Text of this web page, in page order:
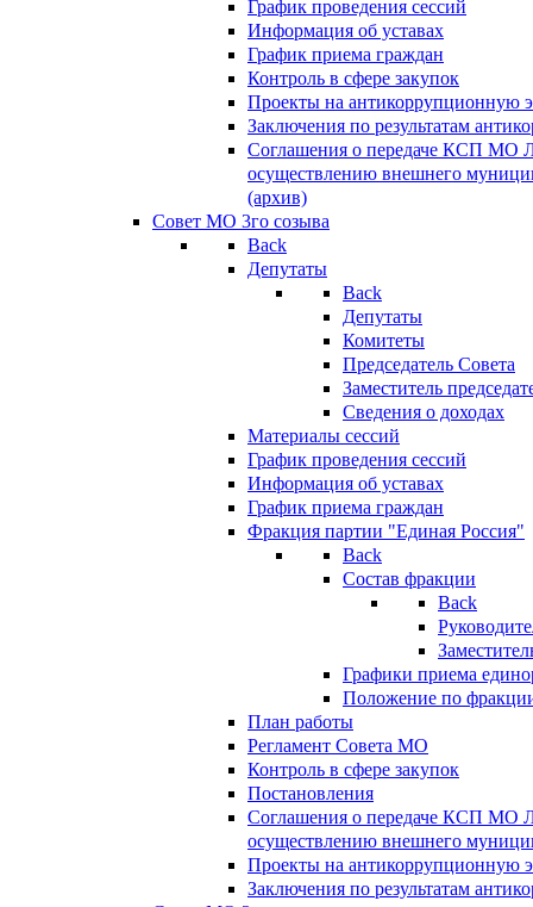
График проведения сессий
Информация об уставах
График приема граждан
Контроль в сфере закупок
Проекты на антикоррупционную
Заключения по результатам
Соглашения о передаче КСП МО
осуществлению внешнего
(архив)
Совет МО 3го созыва
Back
Депутаты
Back
Депутаты
Комитеты
Председатель Совета
Заместитель
Сведения о доходах
Материалы сессий
График проведения сессий
Информация об уставах
График приема граждан
Фракция партии "Единая Россия"
Back
Состав фракции
Back
Графики приема
Положение по
План работы
Регламент Совета МО
Контроль в сфере закупок
Постановления
Соглашения о передаче КСП МО
осуществлению внешнего
Проекты на антикоррупционную
Заключения по результатам